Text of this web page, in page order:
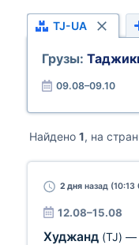
TJ-UA
Грузы:
09.08–09.10
Найдено 1, на
2 дня назад (10:13
12.08–15.08
Худжанд (TJ) —